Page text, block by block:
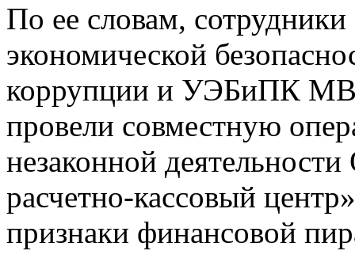
По ее словам,
экономической
коррупции и УЭБиПК
провели совместную
незаконной
расчетно-кассовый
признаки финансовой